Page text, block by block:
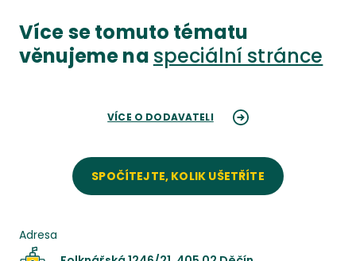
Více se tomuto tématu
věnujeme na speciální stránce
VÍCE O DODAVATELI
SPOČÍTEJTE, KOLIK UŠETŘÍTE
Adresa